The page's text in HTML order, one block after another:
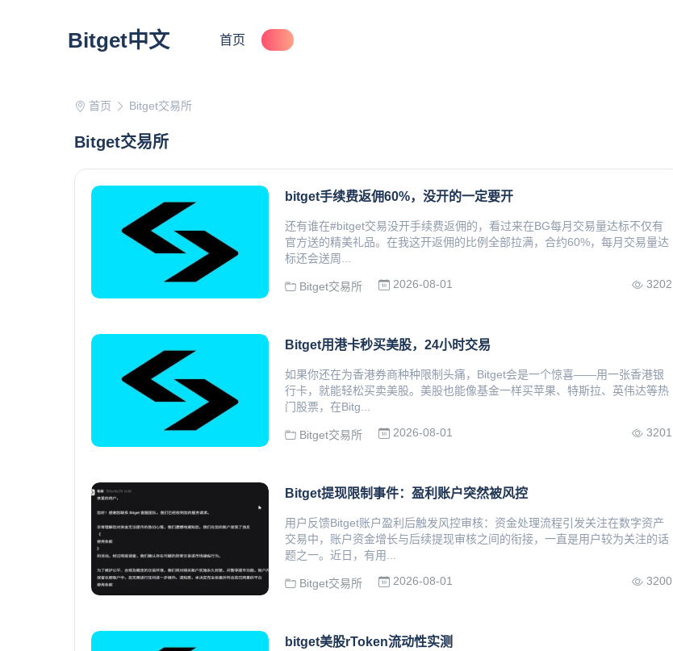
Bitget中文 首页
首页 Bitget交易所
Bitget交易所
bitget手续费返佣60%，没开的一定要开
还有谁在#bitget交易没开手续费返佣的，看过来在BG每月交易量达标不仅有
官方送的精美礼品。在我这开返佣的比例全部拉满，合约60%，每月交易量达
标还会送周...
Bitget交易所 2026-08-01 3202
Bitget用港卡秒买美股，24小时交易
如果你还在为香港券商种种限制头痛，Bitget会是一个惊喜——用一张香港银
行卡，就能轻松买卖美股。美股也能像基金一样买苹果、特斯拉、英伟达等热
门股票，在Bitg...
Bitget交易所 2026-08-01 3201
Bitget提现限制事件：盈利账户突然被风控
用户反馈Bitget账户盈利后触发风控审核：资金处理流程引发关注在数字资产
交易中，账户资金增长与后续提现审核之间的衔接，一直是用户较为关注的话
题之一。近日，有用...
Bitget交易所 2026-08-01 3200
bitget美股rToken流动性实测